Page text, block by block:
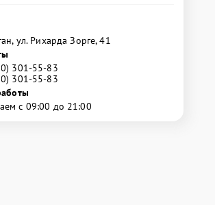
ул. Рихарда Зорге, 41
301-55-83
301-55-83
с 09:00 до 21:00